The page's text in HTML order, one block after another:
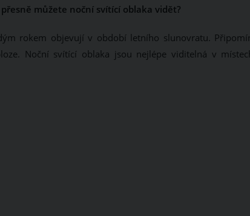
můžete noční svítící oblaka vidět?
rokem objevují v období letního slunovratu.
Noční svítící oblaka jsou nejlépe viditelná v